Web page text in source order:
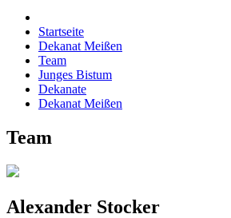
Startseite
Dekanat Meißen
Team
Junges Bistum
Dekanate
Dekanat Meißen
Team
Alexander Stocker